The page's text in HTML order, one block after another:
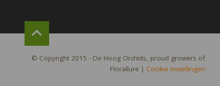
© Copyright 2015 - De Hoog Orchids, proud growers of
Florallure | Cookie instellingen